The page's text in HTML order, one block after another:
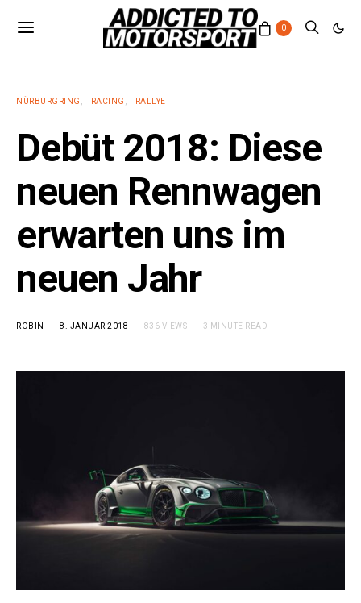
0
NÜRBURGRING RACING RALLYE
Debüt 2018: Diese
neuen Rennwagen
erwarten uns im
neuen Jahr
ROBIN 8. JANUAR 2018 836 VIEWS 3 MINUTE READ